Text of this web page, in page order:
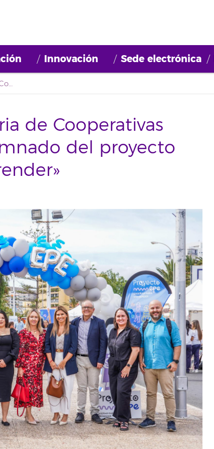
Innovación Sede electrónica
Arona celebra su Feria de Cooperativas Escolares con el alumnado del proyecto «Enseñar para Emprender»
de Cooperativas
del proyecto